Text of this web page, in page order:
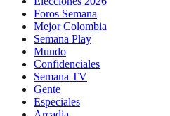
Foros Semana
Mejor Colombia
Semana Play
Mundo
Confidenciales
Semana TV
Gente
Especiales